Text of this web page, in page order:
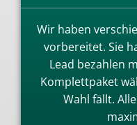
Wir haben
vorbereitet. Sie
Lead bezahlen
Komplettpaket
Wahl fällt.